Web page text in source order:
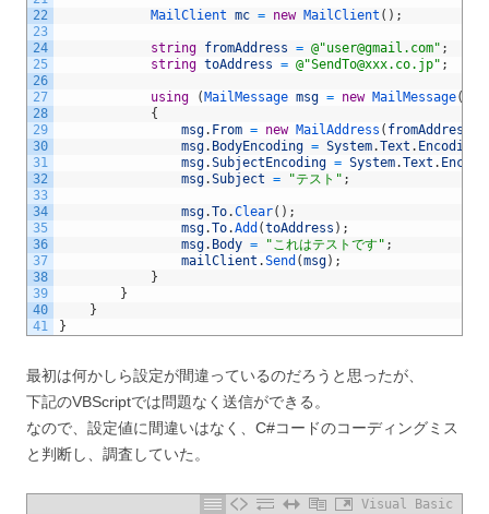
22
23
24
25
26
27
28
29
30
31
32
33
34
35
36
37
38
39
40
41
MailClient mc = new MailClient ( ) ;
string fromAddress = @"user@gmail.com" ;
string toAddress = @"SendTo@xxx.co.jp" ;
using ( MailMessage msg = new MailMessage(
{
msg. From = new MailAddress ( fromAddress
msg. BodyEncoding = System.Text . Encoding
msg.SubjectEncoding = System.Text .
msg.Subject = "テスト" ;
msg.To.Clear( ) ;
msg.To.Add (toAddress ) ;
msg. Body = "これはテストです" ;
mailClient .Send (msg) ;
}
}
}
}
最初は何かしら設定が間違っているのだろうと思ったが、
下記のVBScriptでは問題なく送信ができる。
なので、設定値に間違いはなく、C#コードのコーディングミス
と判断し、調査していた。
Visual Basic